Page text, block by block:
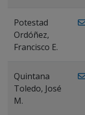
Potestad
Ordóñez,
Francisco E.
Quintana
Toledo, José
M.